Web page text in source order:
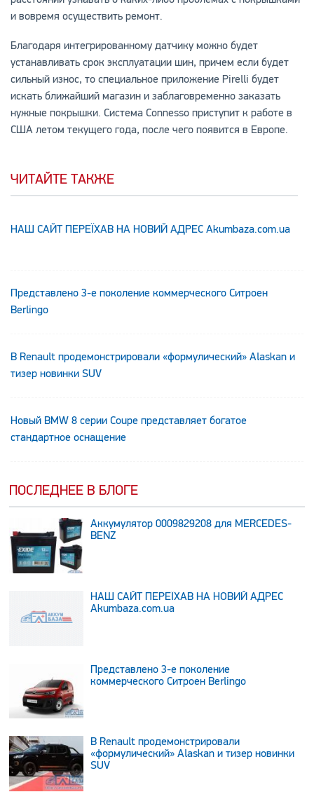
и вовремя осуществить ремонт.
Благодаря интегрированному датчику можно будет
устанавливать срок эксплуатации шин, причем если будет
сильный износ, то специальное приложение Pirelli будет
искать ближайший магазин и заблаговременно заказать
нужные покрышки. Система Connesso приступит к работе в
США летом текущего года, после чего появится в Европе.
ЧИТАЙТЕ ТАКЖЕ
НАШ САЙТ ПЕРЕЇХАВ НА НОВИЙ АДРЕС Аkumbaza.com.ua
Представлено 3-е поколение коммерческого Ситроен
Berlingo
В Renault продемонстрировали «формулический» Alaskan и
тизер новинки SUV
Новый BMW 8 серии Coupe представляет богатое
стандартное оснащение
ПОСЛЕДНЕЕ В БЛОГЕ
Аккумулятор 0009829208 для MERCEDES-
BENZ
НАШ САЙТ ПЕРЕЇХАВ НА НОВИЙ АДРЕС
Аkumbaza.com.ua
Представлено 3-е поколение
коммерческого Ситроен Berlingo
В Renault продемонстрировали
«формулический» Alaskan и тизер новинки
SUV